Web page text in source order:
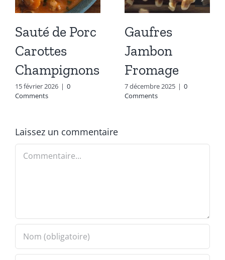
Sauté de Porc
Carottes
Champignons
15 février 2026 | 0
Comments
Gaufres
Jambon
Fromage
7 décembre 2025 | 0
Comments
Laissez un commentaire
Commentaire